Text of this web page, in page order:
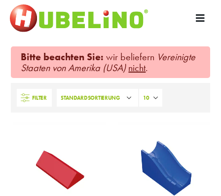
Bitte beachten Sie: wir beliefern Vereinigte
Staaten von Amerika (USA) nicht.
FILTER